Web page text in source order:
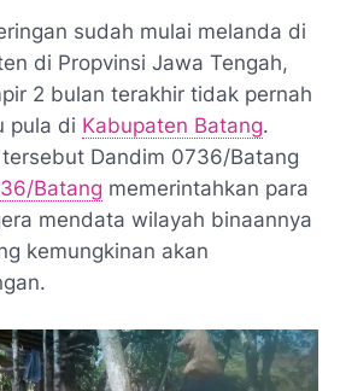
sudah mulai melanda di
di Propvinsi Jawa Tengah,
2 bulan terakhir tidak pernah
pula di Kabupaten Batang.
Dandim 0736/Batang
Batang memerintahkan para
mendata wilayah binaannya
kemungkinan akan